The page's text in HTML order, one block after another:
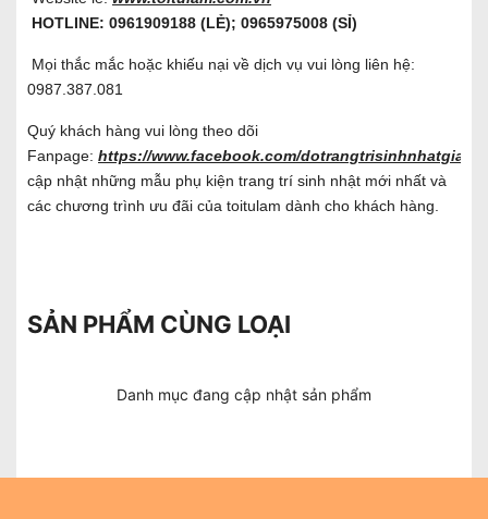
HOTLINE: 0961909188 (LẺ); 0965975008 (SỈ)
Mọi thắc mắc hoặc khiếu nại về dịch vụ vui lòng liên hệ:
0987.387.081
Quý khách hàng vui lòng theo dõi
Fanpage: https://www.facebook.com/dotrangtrisinhnhatgiare/
cập nhật những mẫu phụ kiện trang trí sinh nhật mới nhất và
các chương trình ưu đãi của toitulam dành cho khách hàng.
SẢN PHẨM CÙNG LOẠI
Danh mục đang cập nhật sản phẩm